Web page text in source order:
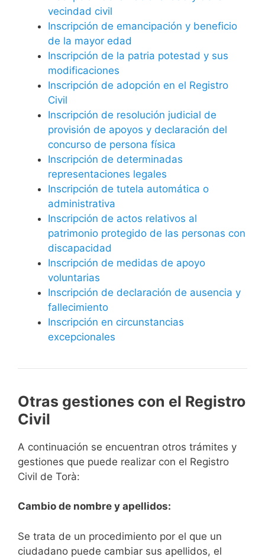
vecindad civil
Inscripción de emancipación y beneficio
de la mayor edad
Inscripción de la patria potestad y sus
modificaciones
Inscripción de adopción en el Registro
Civil
Inscripción de resolución judicial de
provisión de apoyos y declaración del
concurso de persona física
Inscripción de determinadas
representaciones legales
Inscripción de tutela automática o
administrativa
Inscripción de actos relativos al
patrimonio protegido de las personas con
discapacidad
Inscripción de medidas de apoyo
voluntarias
Inscripción de declaración de ausencia y
fallecimiento
Inscripción en circunstancias
excepcionales
Otras gestiones con el Registro
Civil
A continuación se encuentran otros trámites y
gestiones que puede realizar con el Registro
Civil de Torà:
Cambio de nombre y apellidos:
Se trata de un procedimiento por el que un
ciudadano puede cambiar sus apellidos, el